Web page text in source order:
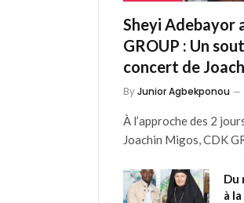
Sheyi Adebayor
GROUP : Un
concert de
ByJunior Agbekponou
À l’approche des 2
Joachin Migos, CDK
Du
à